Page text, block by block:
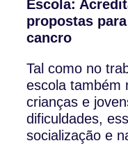
Escola:
propostas
cancro
Tal como no
escola também
crianças e
dificuldades,
socialização e